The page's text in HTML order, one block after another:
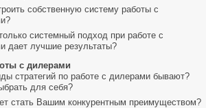
собственную систему работы с
системный подход при работе с
дает лучшие результаты?
с дилерами
стратегий по работе с дилерами бывают?
для себя?
стать Вашим конкурентным преимуществом?